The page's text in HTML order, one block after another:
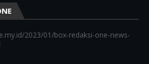
2023/01/box-redaksi-one-news-